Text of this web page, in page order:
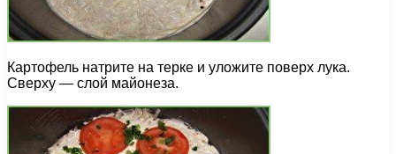
Картофель натрите на терке и уложите поверх лука.
Сверху — слой майонеза.